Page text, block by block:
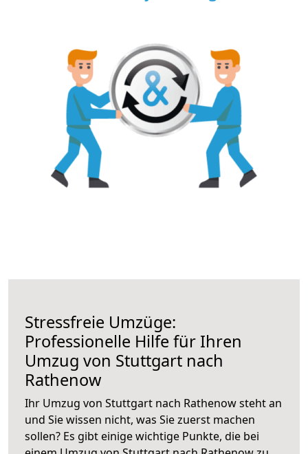
Stressfreie Umzüge:
Professionelle Hilfe für Ihren
Umzug von Stuttgart nach
Rathenow
Ihr Umzug von Stuttgart nach Rathenow steht an
und Sie wissen nicht, was Sie zuerst machen
sollen? Es gibt einige wichtige Punkte, die bei